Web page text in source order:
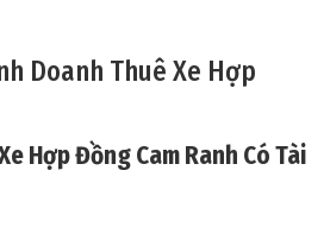
Doanh Thuê Xe Hợp
Hợp Đồng Cam Ranh Có Tài